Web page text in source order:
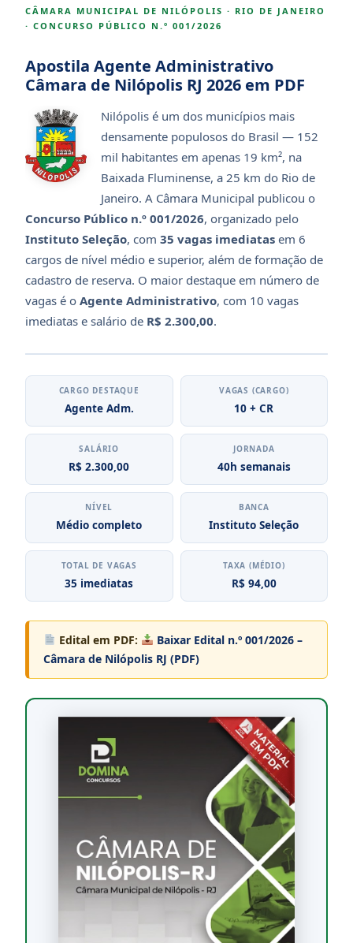
CÂMARA MUNICIPAL DE NILÓPOLIS · RIO DE JANEIRO
· CONCURSO PÚBLICO N.º 001/2026
Apostila Agente Administrativo
Câmara de Nilópolis RJ 2026 em PDF
Nilópolis é um dos municípios mais
densamente populosos do Brasil — 152
mil habitantes em apenas 19 km², na
Baixada Fluminense, a 25 km do Rio de
Janeiro. A Câmara Municipal publicou o
Concurso Público n.º 001/2026, organizado pelo
Instituto Seleção, com 35 vagas imediatas em 6
cargos de nível médio e superior, além de formação de
cadastro de reserva. O maior destaque em número de
vagas é o Agente Administrativo, com 10 vagas
imediatas e salário de R$ 2.300,00.
CARGO DESTAQUE
Agente Adm.
VAGAS (CARGO)
10 + CR
SALÁRIO
R$ 2.300,00
JORNADA
40h semanais
NÍVEL
Médio completo
BANCA
Instituto Seleção
TOTAL DE VAGAS
35 imediatas
TAXA (MÉDIO)
R$ 94,00
Edital em PDF:
Baixar Edital n.º 001/2026 –
Câmara de Nilópolis RJ (PDF)